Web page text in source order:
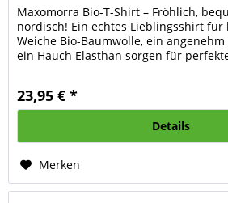
Maxomorra Bio-T-Shirt – Fröhlich,
nordisch! Ein echtes Lieblingsshirt für
Weiche Bio-Baumwolle, ein
ein Hauch Elasthan sorgen für
23,95 € *
Details
Merken